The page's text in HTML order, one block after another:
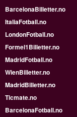
BarcelonaBilletter.no
ItaliaFotball.no
LondonFotball.no
Formel1Billetter.no
MadridFotball.no
WienBilletter.no
MadridBilletter.no
Ticmate.no
BarcelonaFotball.no